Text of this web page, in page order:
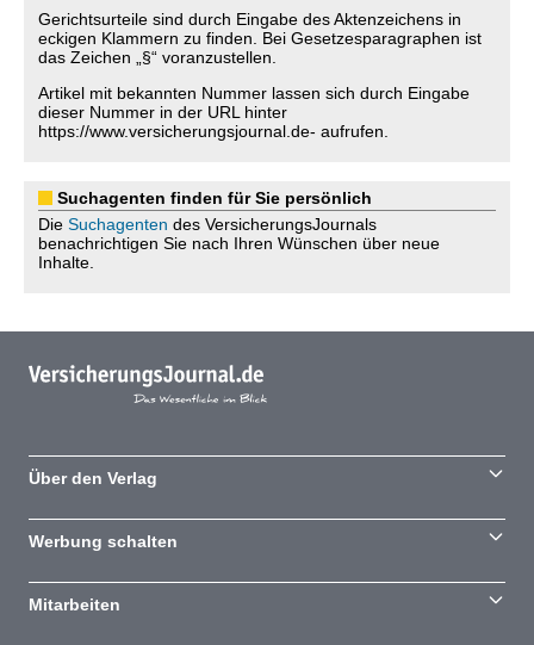
Gerichtsurteile sind durch Eingabe des Aktenzeichens in
eckigen Klammern zu finden. Bei Gesetzesparagraphen ist
das Zeichen „§“ voranzustellen.
Artikel mit bekannten Nummer lassen sich durch Eingabe
dieser Nummer in der URL hinter
https://www.versicherungsjournal.de- aufrufen.
Suchagenten finden für Sie persönlich
Die Suchagenten des VersicherungsJournals
benachrichtigen Sie nach Ihren Wünschen über neue
Inhalte.
Über den Verlag
Werbung schalten
Mitarbeiten